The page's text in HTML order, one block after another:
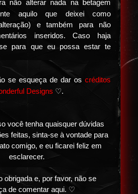
não alterar nada na betagem
aquilo que deixei como
e também para não
inseridos. Caso haja
para que eu possa estar te
se esqueça de dar os créditos
Designs ♡.
você tenha quaisquer dúvidas
feitas, sinta-se à vontade para
comigo, e eu ficarei feliz em
esclarecer.
obrigada e, por favor, não se
de comentar aqui. ♡